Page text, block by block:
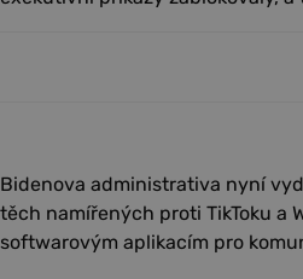
Bidenova administrativa nyní
těch namířených proti TikToku a
softwarovým aplikacím pro